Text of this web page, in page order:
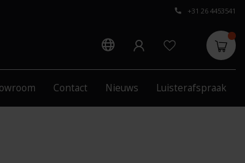
+31 26 4453541
Contact Nieuws Luisterafspraak